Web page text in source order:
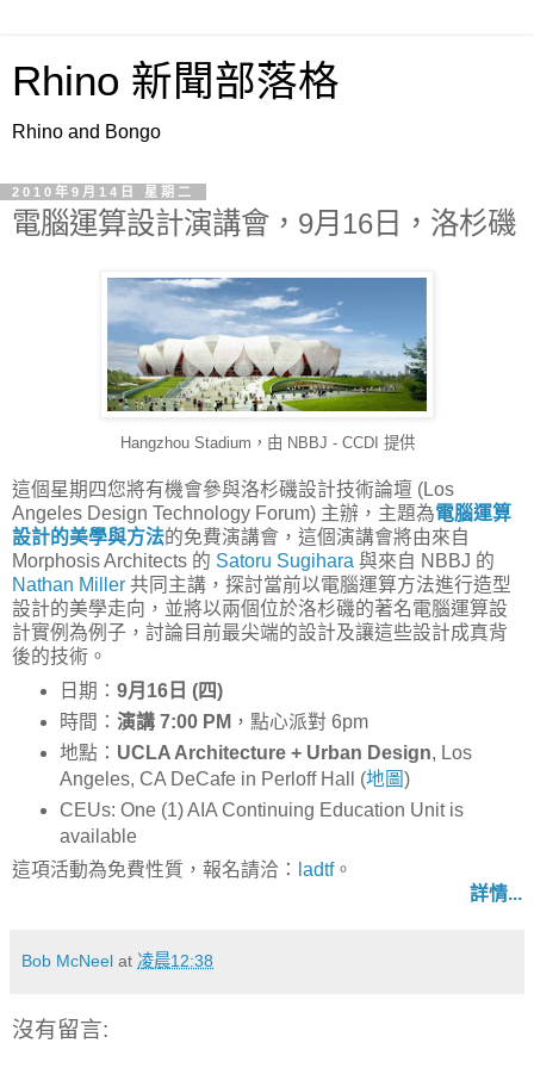
Rhino 新聞部落格
Rhino and Bongo
2010年9月14日 星期二
電腦運算設計演講會，9月16日，洛杉磯
Hangzhou Stadium，由 NBBJ - CCDI 提供
這個星期四您將有機會參與洛杉磯設計技術論壇 (Los
Angeles Design Technology Forum) 主辦，主題為電腦運算
設計的美學與方法的免費演講會，這個演講會將由來自
Morphosis Architects 的 Satoru Sugihara 與來自 NBBJ 的
Nathan Miller 共同主講，探討當前以電腦運算方法進行造型
設計的美學走向，並將以兩個位於洛杉磯的著名電腦運算設
計實例為例子，討論目前最尖端的設計及讓這些設計成真背
後的技術。
日期： 9月16日 (四)
時間： 演講 7:00 PM ，點心派對 6pm
地點： UCLA Architecture + Urban Design, Los
Angeles, CA DeCafe in Perloff Hall (地圖)
CEUs: One (1) AIA Continuing Education Unit is
available
這項活動為免費性質，報名請洽：
ladtf。
詳情...
Bob McNeel at 凌晨12:38
沒有留言: